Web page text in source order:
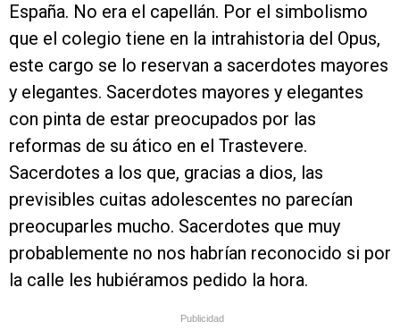
España. No era el capellán. Por el simbolismo
que el colegio tiene en la intrahistoria del Opus,
este cargo se lo reservan a sacerdotes mayores
y elegantes. Sacerdotes mayores y elegantes
con pinta de estar preocupados por las
reformas de su ático en el Trastevere.
Sacerdotes a los que, gracias a dios, las
previsibles cuitas adolescentes no parecían
preocuparles mucho. Sacerdotes que muy
probablemente no nos habrían reconocido si por
la calle les hubiéramos pedido la hora.
Publicidad